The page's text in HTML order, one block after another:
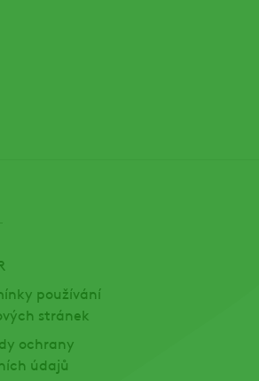
používání
stránek
ochrany
údajů